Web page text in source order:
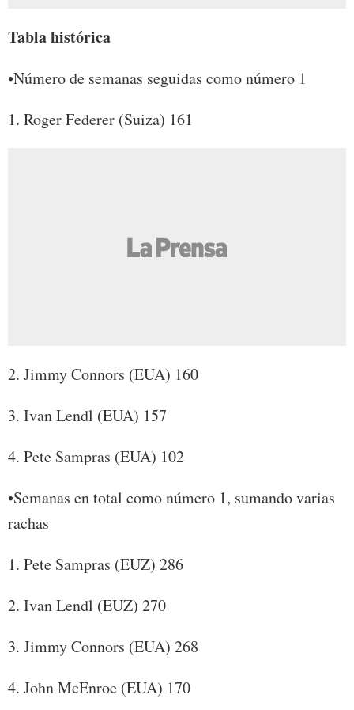
Tabla histórica
•Número de semanas seguidas como número 1
1. Roger Federer (Suiza) 161
2. Jimmy Connors (EUA) 160
3. Ivan Lendl (EUA) 157
4. Pete Sampras (EUA) 102
•Semanas en total como número 1, sumando varias
rachas
1. Pete Sampras (EUZ) 286
2. Ivan Lendl (EUZ) 270
3. Jimmy Connors (EUA) 268
4. John McEnroe (EUA) 170